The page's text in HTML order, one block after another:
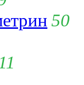
50
11